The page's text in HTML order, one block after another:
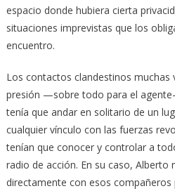
espacio donde hubiera cierta
situaciones imprevistas que los
encuentro.
Los contactos clandestinos muchas
presión —sobre todo para el
tenía que andar en solitario de un
cualquier vínculo con las fuerzas
tenían que conocer y controlar a
radio de acción. En su caso, Alberto
directamente con esos compañeros